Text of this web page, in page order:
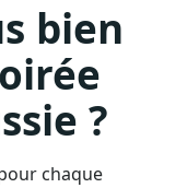
bien
?
chaque